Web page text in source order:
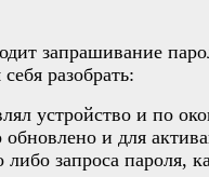
запрашивание
разобрать:
устройство и по
и для
либо запроса пароля,